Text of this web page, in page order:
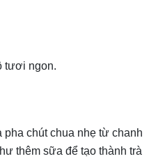
tươi ngon.
pha chút chua nhẹ từ chanh
thêm sữa để tạo thành trà